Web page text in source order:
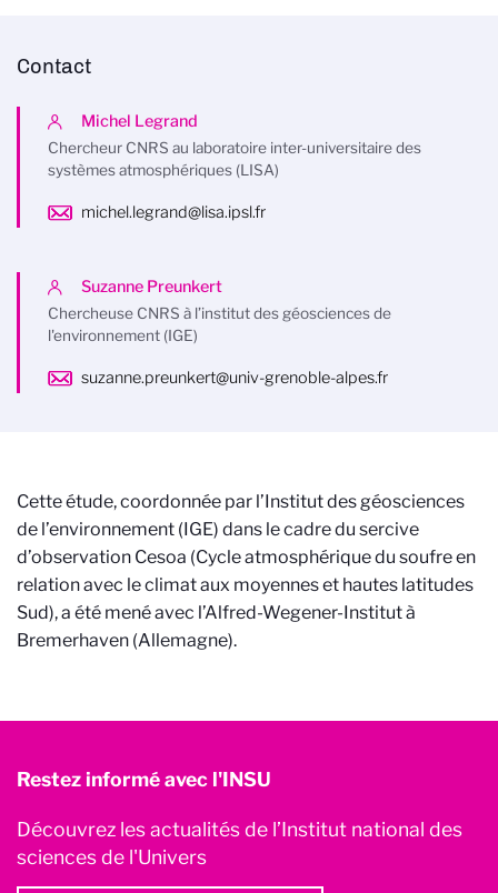
Contact
Michel Legrand
Chercheur CNRS au laboratoire inter-universitaire des
systèmes atmosphériques (LISA)
michel.legrand@lisa.ipsl.fr
Suzanne Preunkert
Chercheuse CNRS à l’institut des géosciences de
l'environnement (IGE)
suzanne.preunkert@univ-grenoble-alpes.fr
Cette étude, coordonnée par l’Institut des géosciences
de l’environnement (IGE) dans le cadre du sercive
d’observation Cesoa (Cycle atmosphérique du soufre en
relation avec le climat aux moyennes et hautes latitudes
Sud), a été mené avec l’Alfred-Wegener-Institut à
Bremerhaven (Allemagne).
Restez informé avec l'INSU
Découvrez les actualités de l’Institut national des
sciences de l'Univers